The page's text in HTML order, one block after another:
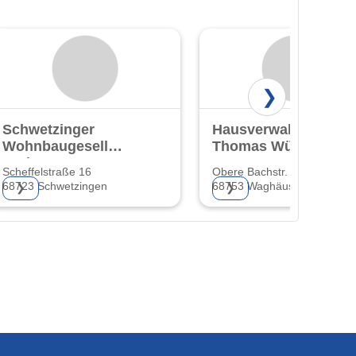
Schwetzinger
Wohnbaugesellschaft
GmbH & Co. KG
Scheffelstraße 16
68723 Schwetzingen
❯
Hausverwaltung
Thomas Würges
Obere Bachstr. 59
68753 Waghäusel
❯
❯